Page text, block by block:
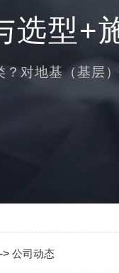
选型+
？对地基（基层
-> 公司动态